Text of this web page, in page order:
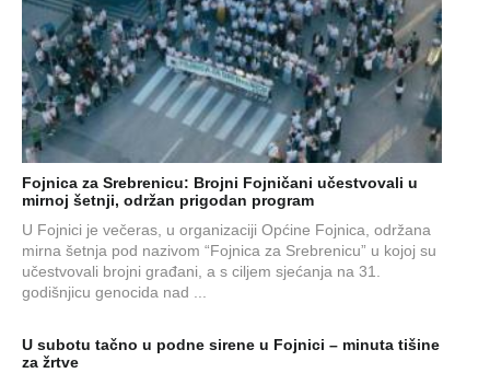
Fojnica za Srebrenicu: Brojni Fojničani učestvovali u
mirnoj šetnji, održan prigodan program
U Fojnici je večeras, u organizaciji Općine Fojnica, održana
mirna šetnja pod nazivom “Fojnica za Srebrenicu” u kojoj su
učestvovali brojni građani, a s ciljem sjećanja na 31.
godišnjicu genocida nad ...
U subotu tačno u podne sirene u Fojnici – minuta tišine
za žrtve